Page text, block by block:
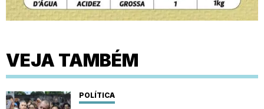
VEJA TAMBÉM
POLÍTICA